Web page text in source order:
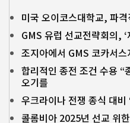
미국 오이코스대학교, 파
GMS 유럽 선교전략회의,
조지아에서 GMS 코카서스
합리적인 종전 조건 수용 “
오기를
우크라이나 전쟁 종식 대
콜롬비아 2025년 선교 위